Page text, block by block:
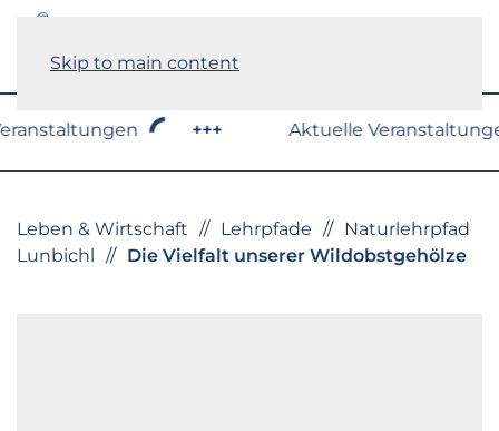
Skip to main content
+++ Aktuelle Veranstaltungen
Leben & Wirtschaft Lehrpfade
Naturlehrpfad
Lunbichl
Die Vielfalt unserer Wildobstgehölze